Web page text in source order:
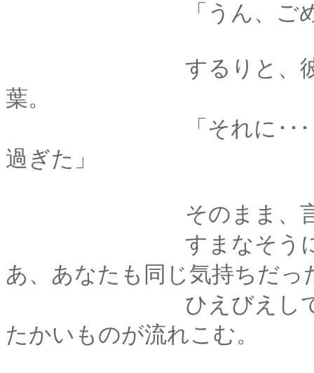
「うん、ごめ
するりと、彼の口か
葉。
「それに･･････さっ
過ぎた」
そのまま、言葉
すまなそうに寂しそ
あ、あなたも同じ気持ちだっ
ひえびえしていたわ
たかいものが流れこむ。